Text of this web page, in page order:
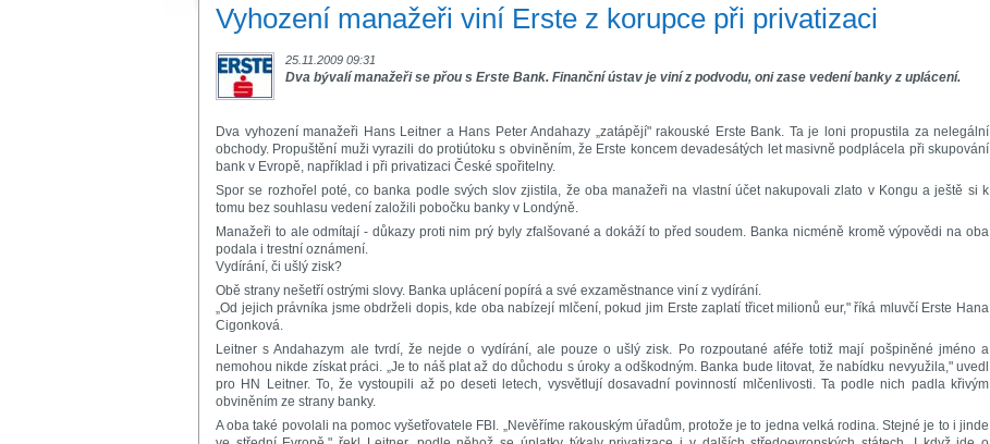
Vyhození manažeři viní Erste z korupce při privatizaci
25.11.2009 09:31
Dva bývalí manažeři se přou s Erste Bank. Finanční ústav je viní z podvodu, oni zase vedení banky z uplácení.
Dva vyhození manažeři Hans Leitner a Hans Peter Andahazy „zatápějí" rakouské Erste Bank. Ta je loni propustila za nelegální
obchody. Propuštění muži vyrazili do protiútoku s obviněním, že Erste koncem devadesátých let masivně podplácela při skupování
bank v Evropě, například i při privatizaci České spořitelny.
Spor se rozhořel poté, co banka podle svých slov zjistila, že oba manažeři na vlastní účet nakupovali zlato v Kongu a ještě si k
tomu bez souhlasu vedení založili pobočku banky v Londýně.
Manažeři to ale odmítají - důkazy proti nim prý byly zfalšované a dokáží to před soudem. Banka nicméně kromě výpovědi na oba
podala i trestní oznámení.
Vydírání, či ušlý zisk?
Obě strany nešetří ostrými slovy. Banka uplácení popírá a své exzaměstnance viní z vydírání.
„Od jejich právníka jsme obdrželi dopis, kde oba nabízejí mlčení, pokud jim Erste zaplatí třicet milionů eur," říká mluvčí Erste Hana
Cigonková.
Leitner s Andahazym ale tvrdí, že nejde o vydírání, ale pouze o ušlý zisk. Po rozpoutané aféře totiž mají pošpiněné jméno a
nemohou nikde získat práci. „Je to náš plat až do důchodu s úroky a odškodným. Banka bude litovat, že nabídku nevyužila," uvedl
pro HN Leitner. To, že vystoupili až po deseti letech, vysvětlují dosavadní povinností mlčenlivosti. Ta podle nich padla křivým
obviněním ze strany banky.
A oba také povolali na pomoc vyšetřovatele FBI. „Nevěříme rakouským úřadům, protože je to jedna velká rodina. Stejné je to i jinde